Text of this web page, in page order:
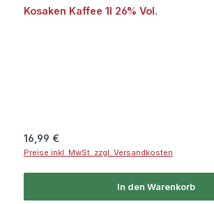
Kosaken Kaffee 1l 26% Vol.
Regulärer Preis:
16,99 €
Preise inkl. MwSt. zzgl. Versandkosten
In den Warenkorb